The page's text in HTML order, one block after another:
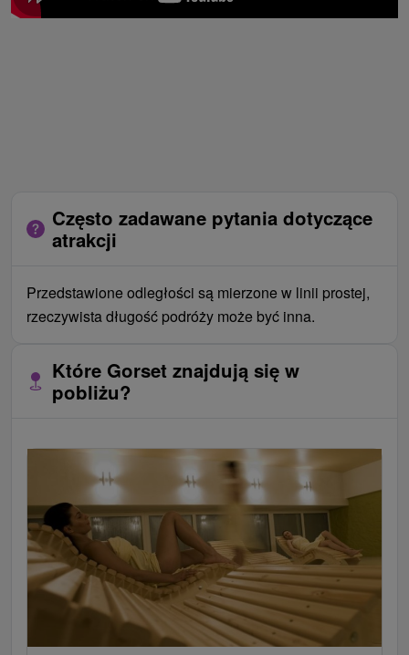
Często zadawane pytania dotyczące
atrakcji
Przedstawione odległości są mierzone w linii prostej,
rzeczywista długość podróży może być inna.
Które Gorset znajdują się w
pobliżu?